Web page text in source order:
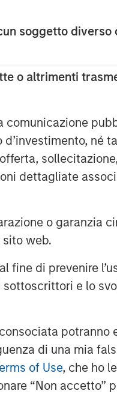
soggetto diverso
o altrimenti
comunicazione
né
dettagliate
o garanzia
web.
fine di prevenire
sottoscrittori e lo
potranno
di una mia
of Use, che ho
“Non accetto”